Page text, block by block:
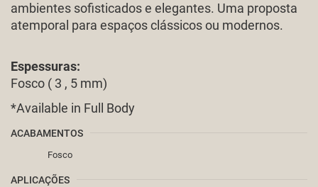
ambientes sofisticados e elegantes. Uma proposta
atemporal para espaços clássicos ou modernos.
Espessuras:
Fosco ( 3 , 5 mm)
*Available in Full Body
ACABAMENTOS
Fosco
APLICAÇÕES